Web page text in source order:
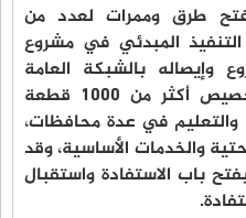
طرق وممرات لعدد من
التنفيذ المبدئي في مشروع
وإيصاله بالشبكة العامة
المحيطة للنقل، مثلما تم تخصيص أكثر من 1000 قطعة
والتعليم في عدة محافظات،
والخدمات الأساسية، وقد
باب الاستفادة واستقبال